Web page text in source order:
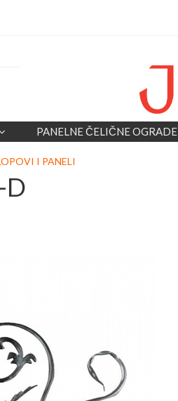
PANELNE ČELIČNE OGRADE
I PANELI
D